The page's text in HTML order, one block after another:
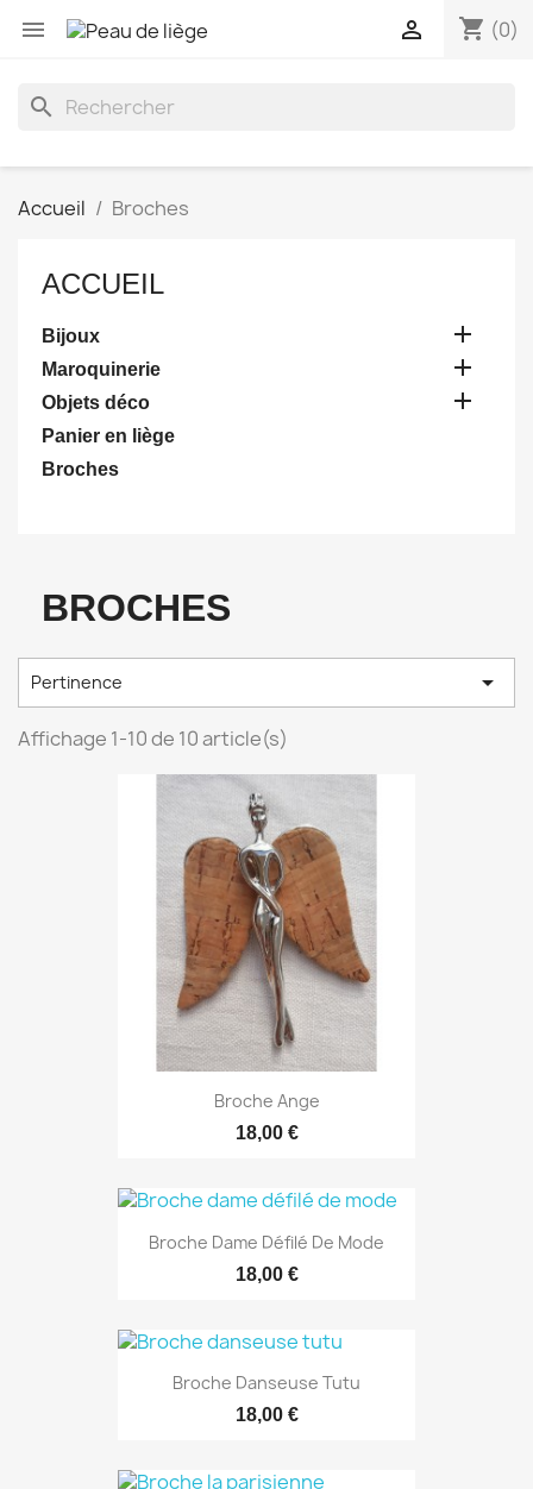
 shopping_cart (0)

search
Accueil Broches
ACCUEIL
Bijoux 
Maroquinerie 
Objets déco 
Panier en liège
Broches
BROCHES
Pertinence 
Affichage 1-10 de 10 article(s)
Broche Ange
18,00 €
Broche Dame Défilé De Mode
18,00 €
Broche Danseuse Tutu
18,00 €